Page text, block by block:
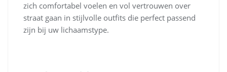
zich comfortabel voelen en vol vertrouwen over
straat gaan in stijlvolle outfits die perfect passend
zijn bij uw lichaamstype.